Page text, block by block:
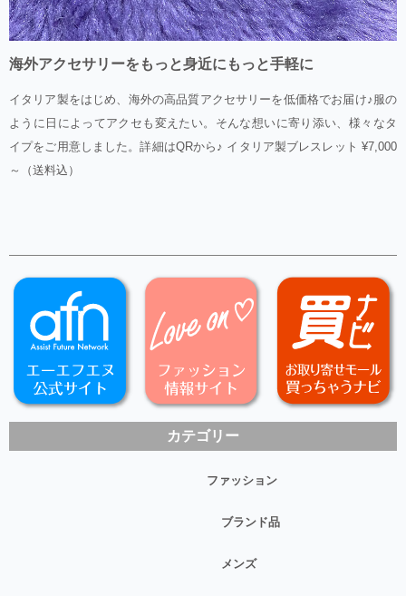
カテゴリー
ファッション
ブランド品
メンズ
海外アクセサリーをもっと身近にもっと手軽に
イタリア製をはじめ、海外の高品質アクセサリーを低価格でお届け♪服の
ように日によってアクセも変えたい。そんな想いに寄り添い、様々なタ
イプをご用意しました。詳細はQRから♪ イタリア製ブレスレット ¥7,000
～（送料込）